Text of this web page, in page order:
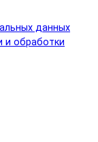
данных
и обработки